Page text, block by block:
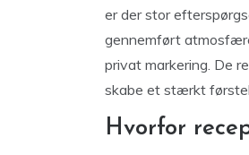
er der stor
gennemført
privat markering. De
skabe et stærkt
Hvorfor